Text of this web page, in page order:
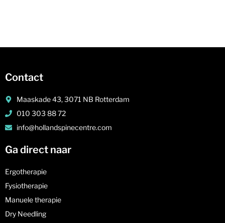
Contact
Maaskade 43, 3071 NB Rotterdam
010 303 88 72
info@hollandspinecentre.com
Ga direct naar
Ergotherapie
Fysiotherapie
Manuele therapie
Dry Needling